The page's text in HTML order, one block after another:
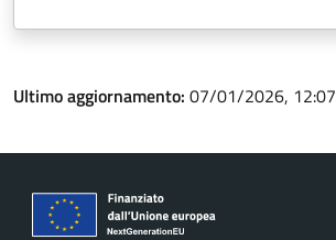
Ultimo aggiornamento: 07/01/2026, 12:07